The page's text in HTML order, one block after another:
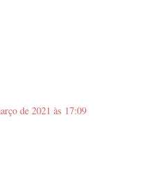
de 2021 às 17:09